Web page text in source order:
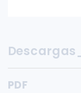
Descargas_
PDF